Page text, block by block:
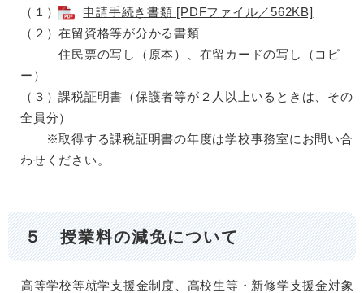
（１）
申請手続き書類 [PDFファイル／562KB]
（２）在留資格等が分かる書類
住民票の写し（原本）、在留カードの写し（コピ
ー）
（３）課税証明書（保護者等が２人以上いるときは、その
全員分）
※取得する課税証明書の年度は学校事務室にお問い合
わせください。
５ 授業料の減免について
高等学校等就学支援金制度、高校生等・新修学支援金対象